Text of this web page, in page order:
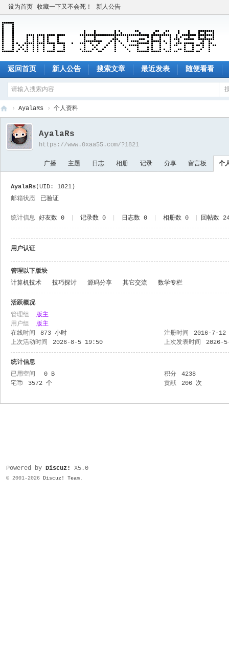
设为首页 收藏一下又不会死！ 新人公告
返回首页 新人公告 搜索文章 最近发表 随便看看
技
术
宅
› AyalaRs › 个人资料
AyalaRs
https://www.0xaa55.com/?1821
广播 主题 日志 相册 记录 分享 留言板 个
AyalaRs(UID: 1821)
邮箱状态
已验证
统计信息 好友数 0 记录数 0 日志数 0 相册数 0 回帖数
用户认证
管理以下版块
计算机技术
技巧探讨 源码分享 其它交流 数学专栏
活跃概况
管理组 版主
用户组 版主
在线时间
873 小时 注册时间
2016-7-12
上次活动时间
2026-8-5 19:50 上次发表时间 2026-
统计信息
已用空间
0 B 积分
4238
宅币
3572 个 贡献 206 次
Powered by Discuz! X5.0
© 2001-2026 Discuz! Team.